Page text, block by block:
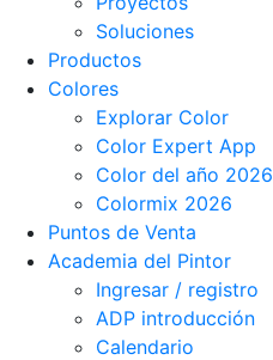
Soluciones
Productos
Colores
Explorar Color
Color Expert App
Color del año 2026
Colormix 2026
Puntos de Venta
Academia del Pintor
Ingresar / registro
ADP introducción
Calendario